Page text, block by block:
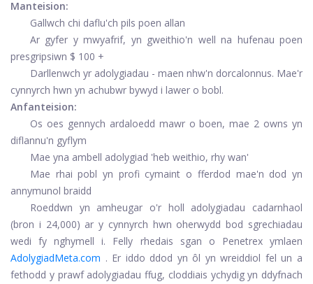
Manteision:
Gallwch chi daflu'ch pils poen allan
Ar gyfer y mwyafrif, yn gweithio'n well na hufenau poen
presgripsiwn $ 100 +
Darllenwch yr adolygiadau - maen nhw'n dorcalonnus. Mae'r
cynnyrch hwn yn achubwr bywyd i lawer o bobl.
Anfanteision:
Os oes gennych ardaloedd mawr o boen, mae 2 owns yn
diflannu'n gyflym
Mae yna ambell adolygiad 'heb weithio, rhy wan'
Mae rhai pobl yn profi cymaint o fferdod mae'n dod yn
annymunol braidd
Roeddwn yn amheugar o'r holl adolygiadau cadarnhaol
(bron i 24,000) ar y cynnyrch hwn oherwydd bod sgrechiadau
wedi fy nghymell i. Felly rhedais sgan o Penetrex ymlaen
AdolygiadMeta.com . Er iddo ddod yn ôl yn wreiddiol fel un a
fethodd y prawf adolygiadau ffug, cloddiais ychydig yn ddyfnach